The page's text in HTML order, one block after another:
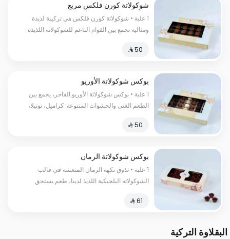
شوكولاتة كورن فلكس مربع
1 علبة • شوكولاتة كورن فلكس هي تركيبة لذيذة
ومثالية تجمع بين القوام الناعم للشوكولاتة اللذيذة
بوكس شوكولاتة الأوريو
1 علبة • بوكس شوكولاتة الأوريو الفاخر، يجمع بين
الطعم الغني والحشوات المتنوعة: كراميل، نوتيلا،
المناسبات المميزة.
بوكس شوكولاتة الرمان
1 علبة • تذوق نكهة الرمان المنعشة في قالب
الشوكولاته البلجيكية اللذيذ لدينا، طعم يستحق
البقلاوة التركية